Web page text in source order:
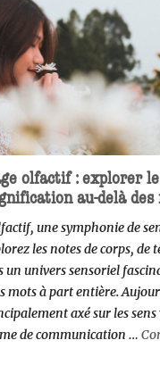
olfactif : explorer
au-delà des
une symphonie de
les notes de corps, de
un univers sensoriel
mots à part entière.
axé sur les
de communication …